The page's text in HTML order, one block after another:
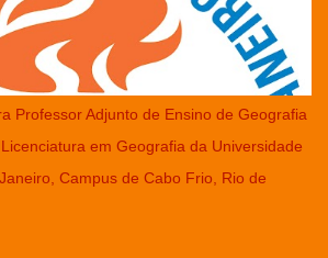
Professor Adjunto de Ensino de Geografia
em Geografia da Universidade
Campus de Cabo Frio, Rio de